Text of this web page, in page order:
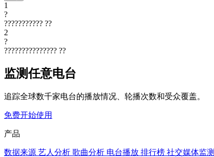
1
?
??????????? ??
2
?
??????????????? ??
监测任意电台
追踪全球数千家电台的播放情况、轮播次数和受众覆盖。
免费开始使用
产品
数据来源 艺人分析 歌曲分析 电台播放 排行榜 社交媒体监测